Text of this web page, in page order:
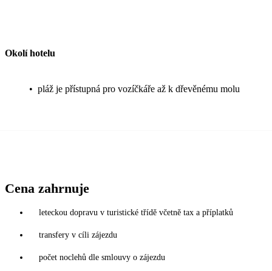
Okolí hotelu
• pláž je přístupná pro vozíčkáře až k dřevěnému molu
Cena zahrnuje
leteckou dopravu v turistické třídě včetně tax a příplatků
transfery v cíli zájezdu
počet noclehů dle smlouvy o zájezdu